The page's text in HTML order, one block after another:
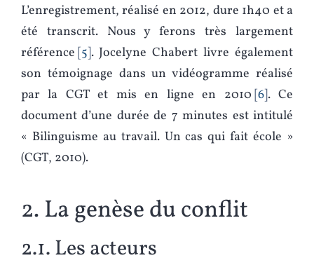
L’enregistrement, réalisé en 2012, dure 1h40 et a
été transcrit. Nous y ferons très largement
référence 5 . Jocelyne Chabert livre également
son témoignage dans un vidéogramme réalisé
par la CGT et mis en ligne en 2010 6 . Ce
document d’une durée de 7 minutes est intitulé
« Bilinguisme au travail. Un cas qui fait école »
(CGT, 2010).
2. La genèse du conflit
2.1. Les acteurs